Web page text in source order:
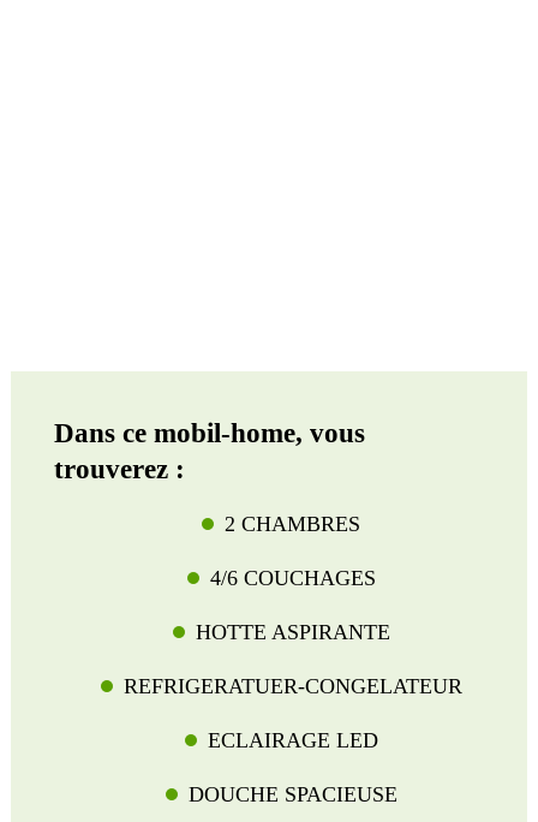
Dans ce mobil-home, vous
trouverez :
2 CHAMBRES
4/6 COUCHAGES
HOTTE ASPIRANTE
REFRIGERATUER-CONGELATEUR
ECLAIRAGE LED
DOUCHE SPACIEUSE